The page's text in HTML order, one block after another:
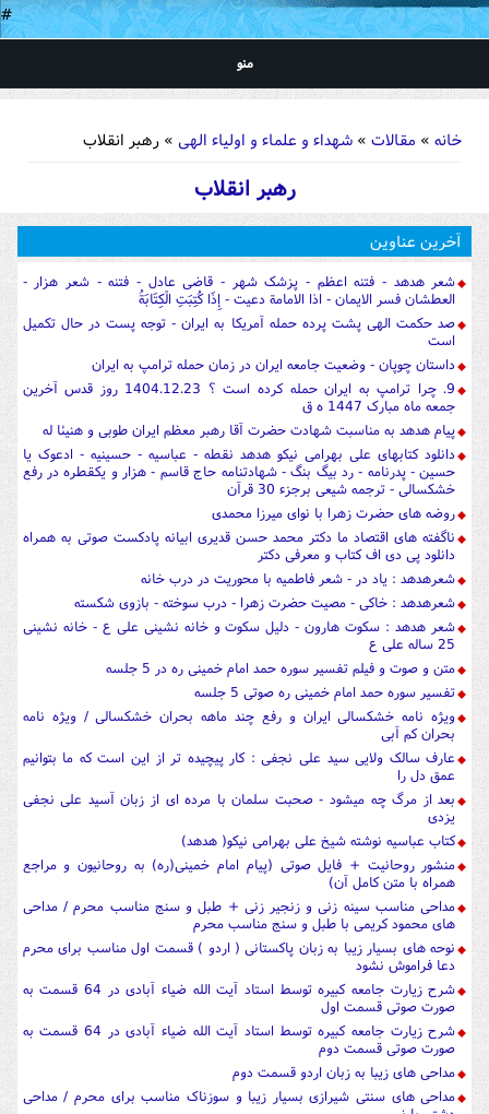
#
منو
خانه » مقالات » شهداء و علماء و اولیاء الهی » رهبر انقلاب
رهبر انقلاب
آخرین عناوین
شعر هدهد - فتنه اعظم - پزشک شهر - قاضی عادل - فتنه - شعر هزار -
العطشان فسر الایمان - اذا الامامة دعیت - إِذَا كُتِبَتِ الْكِتَابَةُ
صد حکمت الهی پشت پرده حمله آمریکا به ایران - توجه پست در حال تکمیل
است
داستان چوپان - وضعیت جامعه ایران در زمان حمله ترامپ به ایران
9. چرا ترامپ به ایران حمله کرده است ؟ 1404.12.23 روز قدس آخرین
جمعه ماه مبارک 1447 ه ق
پیام هدهد به مناسبت شهادت حضرت آقا رهبر معظم ایران طوبی و هنیئا له
دانلود کتابهای علی بهرامی نیکو هدهد نقطه - عباسیه - حسینیه - ادعوک یا
حسین - پدرنامه - رد بیگ بنگ - شهادتنامه حاج قاسم - هزار و یکقطره در رفع
خشکسالی - ترجمه شیعی برجزء 30 قرآن
روضه های حضرت زهرا با نوای میرزا محمدی
ناگفته های اقتصاد ما دکتر محمد حسن قدیری ابیانه پادکست صوتی به همراه
دانلود پی دی اف کتاب و معرفی دکتر
شعرهدهد : یاد در - شعر فاطمیه با محوریت در درب خانه
شعرهدهد : خاکی - مصیت حضرت زهرا - درب سوخته - بازوی شکسته
شعر هدهد : سکوت هارون - دلیل سکوت و خانه نشینی علی ع - خانه نشینی
25 ساله علی ع
متن و صوت و فیلم تفسیر سوره حمد امام خمینی ره در 5 جلسه
تفسیر سوره حمد امام خمینی ره صوتی 5 جلسه
ویژه نامه خشکسالی ایران و رفع چند ماهه بحران خشکسالی / ویژه نامه
بحران کم آبی
عارف سالک ولایی سید علی نجفی : کار پیچیده تر از این است که ما بتوانیم
عمق دل را
بعد از مرگ چه میشود - صحبت سلمان با مرده ای از زبان آسید علی نجفی
یزدی
کتاب عباسیه نوشته شیخ علی بهرامی نیکو( هدهد)
منشور روحانیت + فایل صوتی (پیام امام خمینی(ره) به روحانیون و مراجع
همراه با متن کامل آن)
مداحی مناسب سینه زنی و زنجیر زنی + طبل و سنج مناسب محرم / مداحی
های محمود کریمی با طبل و سنج مناسب محرم
نوحه های بسیار زیبا به زبان پاکستانی ( اردو ) قسمت اول مناسب برای محرم
دعا فراموش نشود
شرح زیارت جامعه کبیره توسط استاد آیت الله ضیاء آبادی در 64 قسمت به
صورت صوتی قسمت اول
شرح زیارت جامعه کبیره توسط استاد آیت الله ضیاء آبادی در 64 قسمت به
صورت صوتی قسمت دوم
مداحی های زیبا به زبان اردو قسمت دوم
مداحی های سنتی شیرازی بسیار زیبا و سوزناک مناسب برای محرم / مداحی